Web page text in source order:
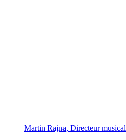
Martin Rajna, Directeur musical